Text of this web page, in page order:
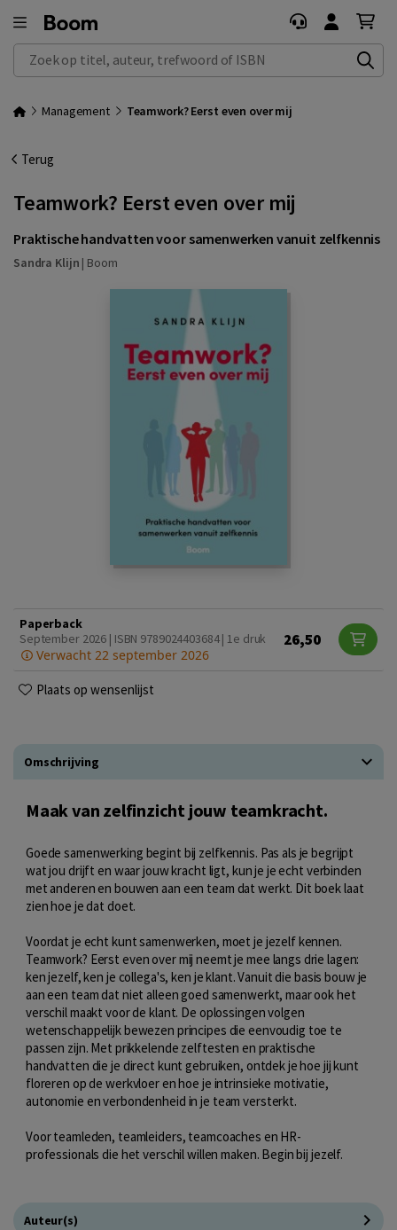
Zoek op titel, auteur, trefwoord of ISBN
Management Teamwork? Eerst even over mij
Terug
Teamwork? Eerst even over mij
Praktische handvatten voor samenwerken vanuit zelfkennis
Sandra Klijn | Boom
Paperback
September 2026 | ISBN 9789024403684 | 1e druk
Verwacht 22 september 2026
26,50
Plaats op wensenlijst
Omschrijving
Maak van zelfinzicht jouw teamkracht.
Goede samenwerking begint bij zelfkennis. Pas als je begrijpt
wat jou drijft en waar jouw kracht ligt, kun je je echt verbinden
met anderen en bouwen aan een team dat werkt. Dit boek laat
zien hoe je dat doet.
Voordat je echt kunt samenwerken, moet je jezelf kennen.
Teamwork? Eerst even over mij neemt je mee langs drie lagen:
ken jezelf, ken je collega's, ken je klant. Vanuit die basis bouw je
aan een team dat niet alleen goed samenwerkt, maar ook het
verschil maakt voor de klant. De oplossingen volgen
wetenschappelijk bewezen principes die eenvoudig toe te
passen zijn. Met prikkelende zelftesten en praktische
handvatten die je direct kunt gebruiken, ontdek je hoe jij kunt
floreren op de werkvloer en hoe je intrinsieke motivatie,
autonomie en verbondenheid in je team versterkt.
Voor teamleden, teamleiders, teamcoaches en HR-
professionals die het verschil willen maken. Begin bij jezelf.
Auteur(s)